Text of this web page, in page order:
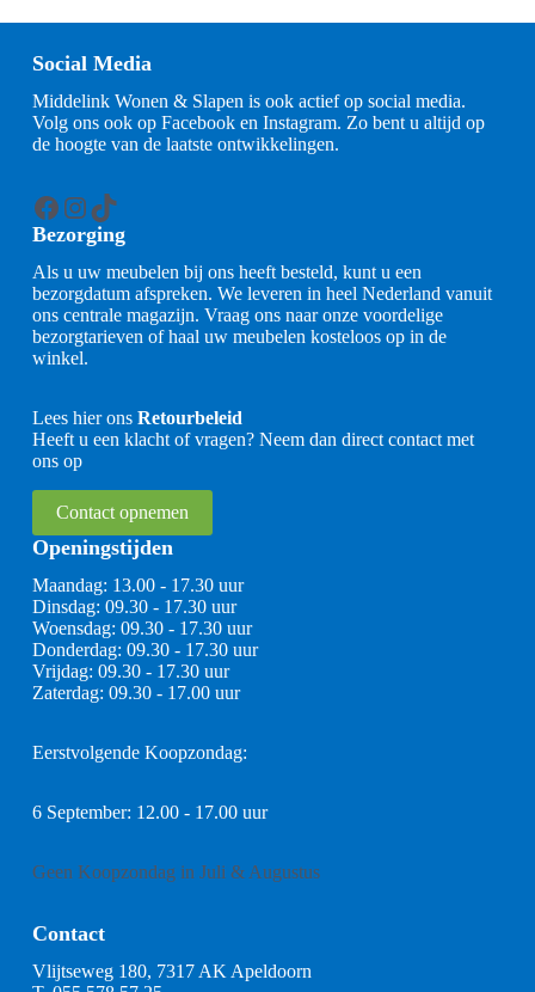
Social Media
Middelink Wonen & Slapen is ook actief op social media.
Volg ons ook op Facebook en Instagram. Zo bent u altijd op
de hoogte van de laatste ontwikkelingen.
Facebook
Instagram
TikTok
Bezorging
Als u uw meubelen bij ons heeft besteld, kunt u een
bezorgdatum afspreken. We leveren in heel Nederland vanuit
ons centrale magazijn. Vraag ons naar onze voordelige
bezorgtarieven of haal uw meubelen kosteloos op in de
winkel.
Lees hier ons Retourbeleid
Heeft u een klacht of vragen? Neem dan direct contact met
ons op
Contact opnemen
Openingstijden
Maandag: 13.00 - 17.30 uur
Dinsdag: 09.30 - 17.30 uur
Woensdag: 09.30 - 17.30 uur
Donderdag: 09.30 - 17.30 uur
Vrijdag: 09.30 - 17.30 uur
Zaterdag: 09.30 - 17.00 uur
Eerstvolgende Koopzondag:
6 September: 12.00 - 17.00 uur
Geen Koopzondag in Juli & Augustus
Contact
Vlijtseweg 180, 7317 AK Apeldoorn